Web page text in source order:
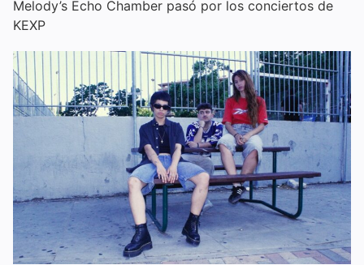
Melody’s Echo Chamber pasó por los conciertos de
KEXP